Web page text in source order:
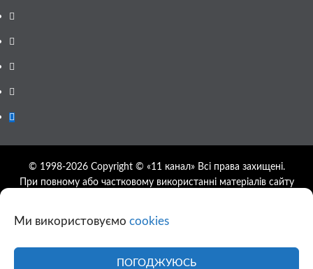
Ми використовуємо cookies
ПОГОДЖУЮСЬ
YouTube
Telegram
Instagram
Twitter
Google
© 1998-2026 Copyright © «11 канал» Всі права захищені.
При повному або частковому використанні матеріалів сайту
дозволяється за умови посилання на джерело та прямого